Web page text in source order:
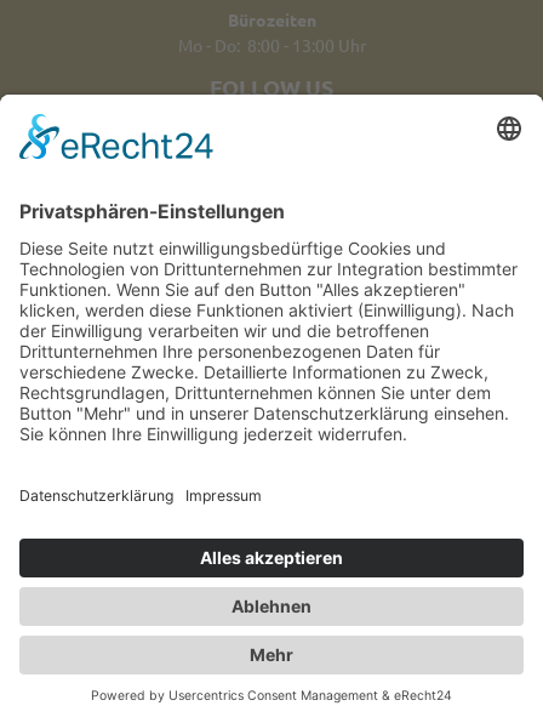
Bürozeiten
Mo - Do: 8:00 - 13:00 Uhr
FOLLOW US
KONTAKT | IMPRESSUM